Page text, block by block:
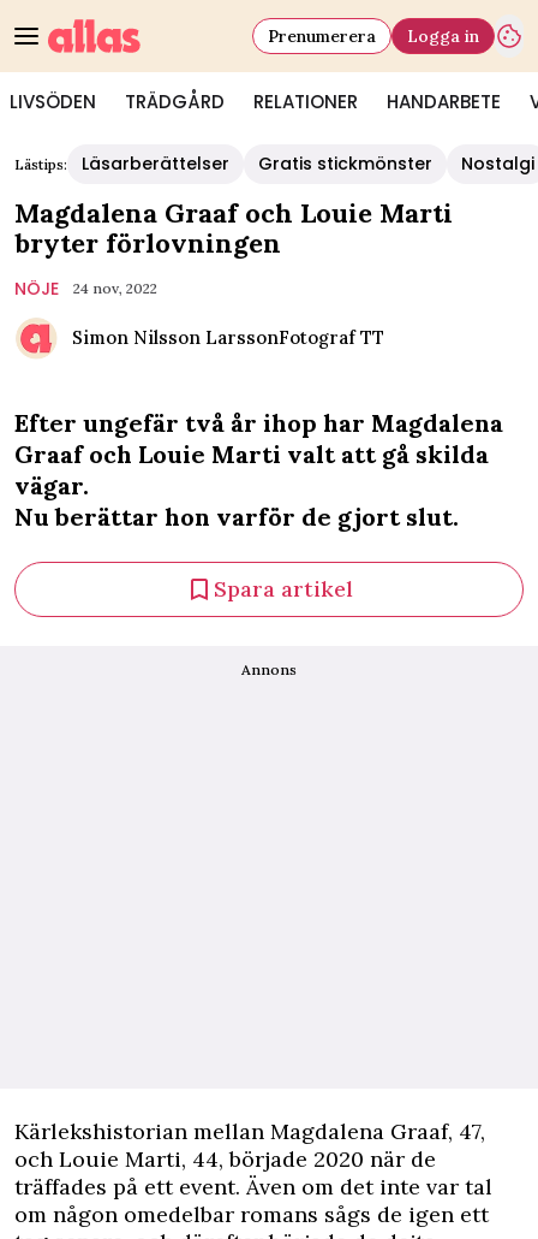
LIVSÖDEN TRÄDGÅRD RELATIONER HANDARBETE
Prenumerera Logga in
Lästips: Läsarberättelser Gratis stickmönster Nostalgi
Magdalena Graaf och Louie Marti
bryter förlovningen
NÖJE 24 nov, 2022
Simon Nilsson LarssonFotograf TT
Efter ungefär två år ihop har Magdalena
Graaf och Louie Marti valt att gå skilda
vägar.
Nu berättar hon varför de gjort slut.
Spara artikel
Annons
Kärlekshistorian mellan Magdalena Graaf, 47,
och Louie Marti, 44, började 2020 när de
träffades på ett event. Även om det inte var tal
om någon omedelbar romans sågs de igen ett